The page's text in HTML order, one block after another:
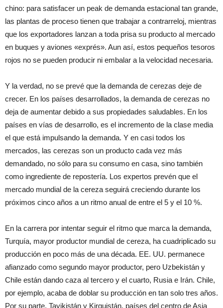
chino: para satisfacer un peak de demanda estacional tan grande,
las plantas de proceso tienen que trabajar a contrarreloj, mientras
que los exportadores lanzan a toda prisa su producto al mercado
en buques y aviones «exprés». Aun así, estos pequeños tesoros
rojos no se pueden producir ni embalar a la velocidad necesaria.
Y la verdad, no se prevé que la demanda de cerezas deje de
crecer. En los países desarrollados, la demanda de cerezas no
deja de aumentar debido a sus propiedades saludables. En los
países en vías de desarrollo, es el incremento de la clase media
el que está impulsando la demanda. Y en casi todos los
mercados, las cerezas son un producto cada vez más
demandado, no sólo para su consumo en casa, sino también
como ingrediente de repostería. Los expertos prevén que el
mercado mundial de la cereza seguirá creciendo durante los
próximos cinco años a un ritmo anual de entre el 5 y el 10 %.
En la carrera por intentar seguir el ritmo que marca la demanda,
Turquía, mayor productor mundial de cereza, ha cuadriplicado su
producción en poco más de una década. EE. UU. permanece
afianzado como segundo mayor productor, pero Uzbekistán y
Chile están dando caza al tercero y el cuarto, Rusia e Irán. Chile,
por ejemplo, acaba de doblar su producción en tan solo tres años.
Por su parte, Tayikistán y Kirguistán, países del centro de Asia